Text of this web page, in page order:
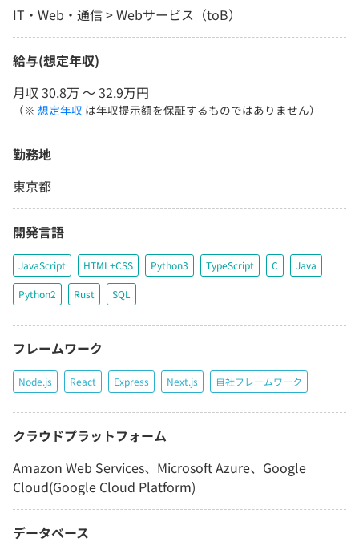
IT・Web・通信 > Webサービス（toB）
給与(想定年収)
月収 30.8万 〜 32.9万円
（※ 想定年収 は年収提示額を保証するものではありません）
勤務地
東京都
開発言語
JavaScript HTML+CSS Python3 TypeScript C Java
Python2 Rust SQL
フレームワーク
Node.js React Express Next.js 自社フレームワーク
クラウドプラットフォーム
Amazon Web Services、Microsoft Azure、Google
Cloud(Google Cloud Platform)
データベース